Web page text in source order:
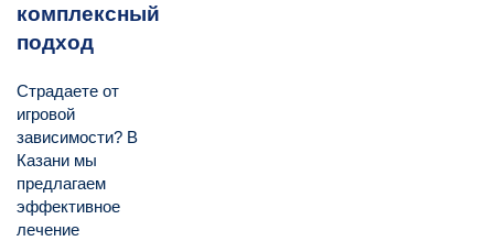
комплексный
подход
Страдаете от
игровой
зависимости? В
Казани мы
предлагаем
эффективное
лечение